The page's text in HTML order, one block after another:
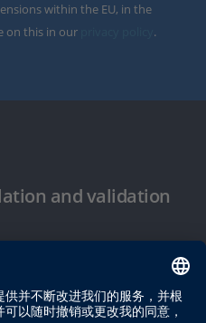
within the EU, in the
on this in our
.
and validation